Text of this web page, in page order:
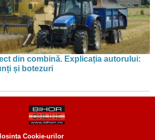
din combină. Explicația autorului:
și botezuri
Cookie-urilor